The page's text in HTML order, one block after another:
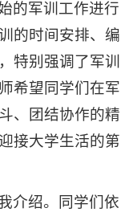
的军训工作进行
的时间安排、编
特别强调了军训
希望同学们在军
、团结协作的精
接大学生活的第
介绍。同学们依